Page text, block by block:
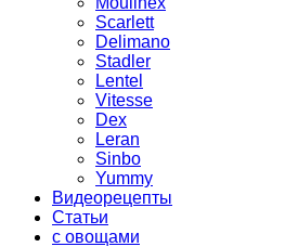
Scarlett
Delimano
Stadler
Lentel
Vitesse
Dex
Leran
Sinbo
Yummy
Видеорецепты
Статьи
с овощами